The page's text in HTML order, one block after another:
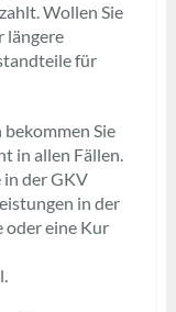
Wollen Sie
längere
für
Sie
in allen Fällen.
in der GKV
in der
oder eine Kur